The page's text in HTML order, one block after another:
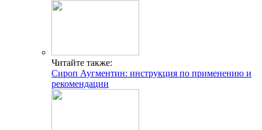
Читайте также:
Сироп Аугментин: инструкция по применению и
рекомендации